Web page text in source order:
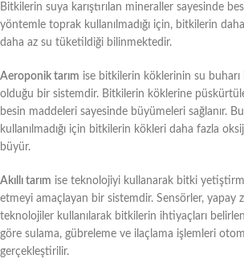
Bitkilerin suya karıştırılan mineraller sayesinde
yöntemle toprak kullanılmadığı için, bitkilerin
daha az su tüketildiği bilinmektedir.
Aeroponik tarım ise bitkilerin köklerinin su buharı
olduğu bir sistemdir. Bitkilerin köklerine
besin maddeleri sayesinde büyümeleri sağlanır.
kullanılmadığı için bitkilerin kökleri daha fazla
büyür.
Akıllı tarım ise teknolojiyi kullanarak bitki
etmeyi amaçlayan bir sistemdir. Sensörler, yapay
teknolojiler kullanılarak bitkilerin ihtiyaçları
göre sulama, gübreleme ve ilaçlama işlemleri
gerçekleştirilir.